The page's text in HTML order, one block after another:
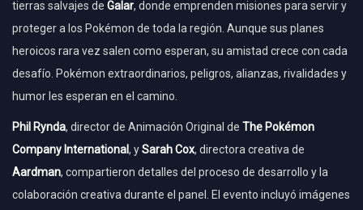
tierras salvajes de Galar, donde emprenden misiones para servir y
proteger a los Pokémon de toda la región. Aunque sus planes
heroicos rara vez salen como esperan, su amistad crece con cada
desafío. Pokémon extraordinarios, peligros, alianzas, rivalidades y
humor les esperan en el camino.
Phil Rynda, director de Animación Original de The Pokémon
Company International, ySarah Cox, directora creativa de
Aardman, compartieron detalles del proceso de desarrollo y la
colaboración creativa durante el panel. El evento incluyó imágenes